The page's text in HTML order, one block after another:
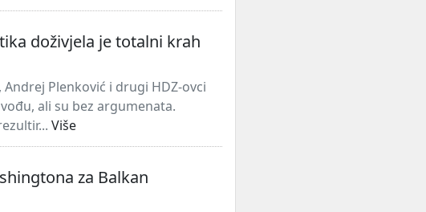
doživjela je totalni krah
Plenković i drugi HDZ-ovci
ali su bez argumenata.
Više
za Balkan